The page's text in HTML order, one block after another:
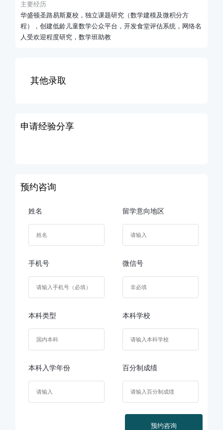
主要经历
华盛顿圣路易斯夏校，独立课题研究（数学建模及微积分方
程），创建低龄儿童数学公众平台，开发食堂评估系统，网络名
人受欢迎程度研究，数学班助教
其他录取
申请经验分享
预约咨询
姓名 留学意向地区
手机号 微信号
本科类型 本科学校
本科入学年份 百分制成绩
预约咨询